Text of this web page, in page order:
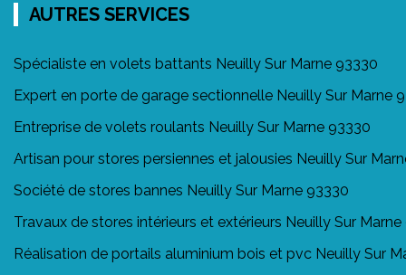
AUTRES SERVICES
Spécialiste en volets battants Neuilly Sur Marne 93330
Expert en porte de garage sectionnelle Neuilly Sur Marne
Entreprise de volets roulants Neuilly Sur Marne 93330
Artisan pour stores persiennes et jalousies Neuilly Sur
Société de stores bannes Neuilly Sur Marne 93330
Travaux de stores intérieurs et extérieurs Neuilly Sur
Réalisation de portails aluminium bois et pvc Neuilly Sur